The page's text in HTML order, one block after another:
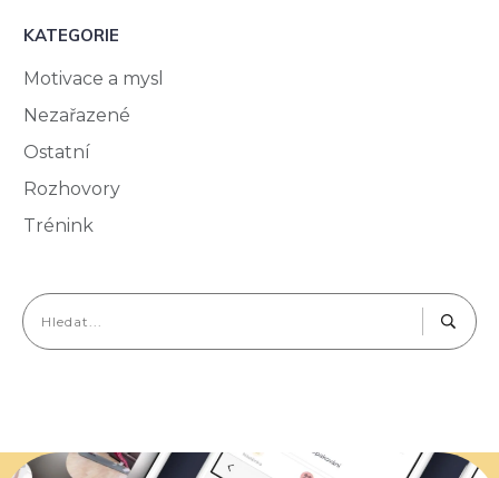
KATEGORIE
Motivace a mysl
Nezařazené
Ostatní
Rozhovory
Trénink